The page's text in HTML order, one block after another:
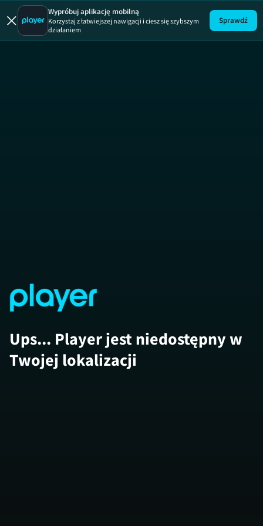
Uwaga!
Wypróbuj aplikację mobilną
Korzystaj z łatwiejszej nawigacji i ciesz się szybszym
działaniem
Sprawdź
Ups... Player jest niedostępny w
Twojej lokalizacji